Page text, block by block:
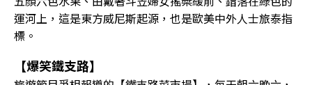
運河上，這是東方威尼斯起源，也是歐美中外人士旅泰指
標。
【爆笑鐵支路】